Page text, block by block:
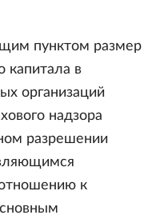
пунктом размер
капитала в
организаций
надзора
разрешении
к